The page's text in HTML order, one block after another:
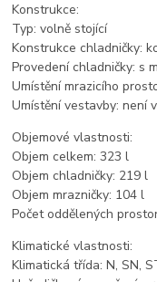
Konstrukce:
Typ: volně stojící
Konstrukce chladničky:
Provedení chladničky: s
Umístění mrazicího
Umístění vestavby: není
Objemové vlastnosti:
Objem celkem: 323 l
Objem chladničky: 219 l
Objem mrazničky: 104 l
Počet oddělených
Klimatické vlastnosti:
Klimatická třída: N, SN,